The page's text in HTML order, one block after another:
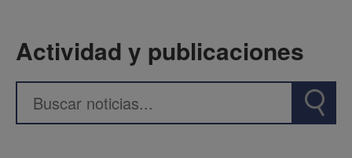
Actividad y publicaciones